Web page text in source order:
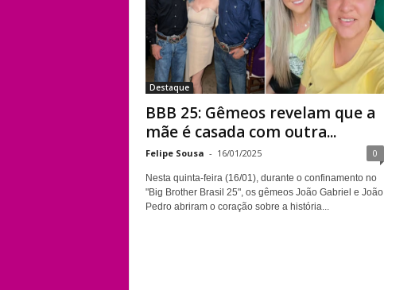
Destaque
BBB 25: Gêmeos revelam que a
mãe é casada com outra...
Felipe Sousa - 16/01/2025 0
Nesta quinta-feira (16/01), durante o confinamento no
"Big Brother Brasil 25", os gêmeos João Gabriel e João
Pedro abriram o coração sobre a história...